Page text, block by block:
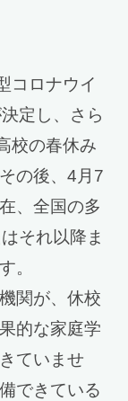
コロナウイ
決定し、さら
校の春休み
の後、4月7
、全国の多
それ以降ま
。
関が、休校
的な家庭学
ていませ
できている